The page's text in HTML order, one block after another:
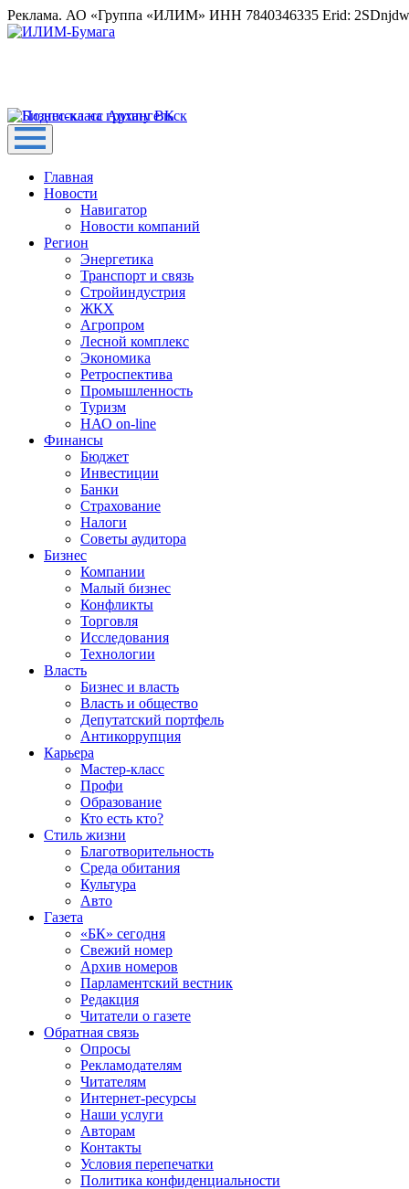
Реклама. АО «Группа «ИЛИМ» ИНН 7840346335 Erid:
Главная
Новости
Навигатор
Новости компаний
Регион
Энергетика
Транспорт и связь
Стройиндустрия
ЖКХ
Агропром
Лесной комплекс
Экономика
Ретроспектива
Промышленность
Туризм
НАО on-line
Финансы
Бюджет
Инвестиции
Банки
Страхование
Налоги
Советы аудитора
Бизнес
Компании
Малый бизнес
Конфликты
Торговля
Исследования
Технологии
Власть
Бизнес и власть
Власть и общество
Депутатский портфель
Антикоррупция
Карьера
Мастер-класс
Профи
Образование
Кто есть кто?
Стиль жизни
Благотворительность
Среда обитания
Культура
Авто
Газета
«БК» сегодня
Свежий номер
Архив номеров
Парламентский вестник
Редакция
Читатели о газете
Обратная связь
Опросы
Рекламодателям
Читателям
Интернет-ресурсы
Наши услуги
Авторам
Контакты
Условия перепечатки
Политика конфиденциальности